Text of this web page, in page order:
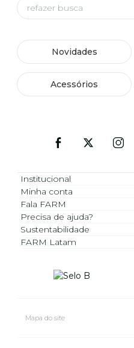
Novidades
Acessórios
Institucional
Minha conta
Fala FARM
Precisa de ajuda?
Sustentabilidade
FARM Latam
Mapa do site